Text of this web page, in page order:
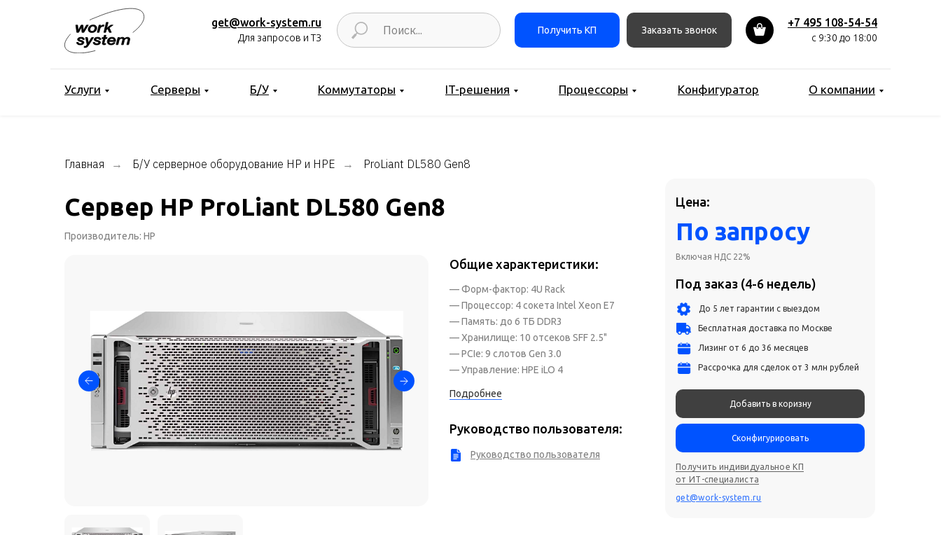
get@work-system.ru
Для запросов и ТЗ
+7 495 108-54-54
с 9:30 до 18:00
Заказать звонок
Получить КП
Услуги Серверы Б/У Коммутаторы IT-решения Процессоры Конфигуратор О компании
Главная → Б/У серверное оборудование HP и НPE → ProLiant DL580 Gen8
Сервер HP ProLiant DL580 Gen8
Производитель: HP
Цена:
Под заказ (4-6 недель)
По запросу
Включая НДС 22%
До 5 лет гарантии с выездом
Получить индивидуальное КП
от ИТ-специалиста
get@work-system.ru
Бесплатная доставка по Москве
Лизинг от 6 до 36 месяцев
Рассрочка для сделок от 3 млн рублей
Добавить в коризну
Сконфигурировать
— Форм-фактор: 4U Rack
— Процессор: 4 сокета Intel Xeon E7
— Память: до 6 ТБ DDR3
— Хранилище: 10 отсеков SFF 2.5"
— PCIe: 9 слотов Gen 3.0
— Управление: HPE iLO 4
Руководство пользователя
Подробнее
Общие характеристики:
Руководство пользователя:
get@work-system.ru
Бесплатная доставка по Москве
Лизинг от 6 до 36 месяцев